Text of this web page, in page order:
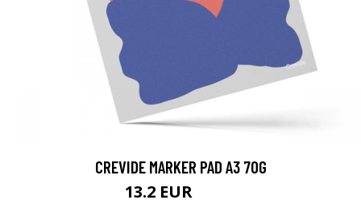
CREVIDE MARKER PAD A3 70G
13.2 EUR